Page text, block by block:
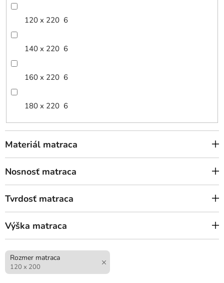
120 x 220 6
140 x 220 6
160 x 220 6
180 x 220 6
Materiál matraca
Nosnosť matraca
Tvrdosť matraca
Výška matraca
Rozmer matraca
120 x 200